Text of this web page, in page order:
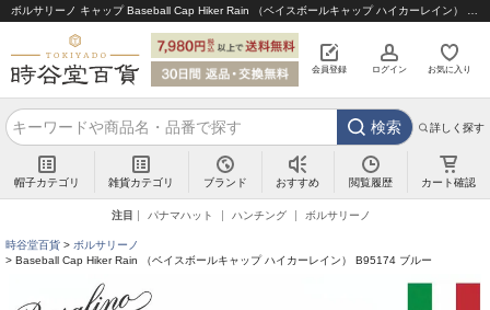
会員登録 ログイン お気に入り
検索 詳しく探す
帽子カテゴリ 雑貨カテゴリ ブランド おすすめ 閲覧履歴 カート確認
注目 パナマハット ハンチング ボルサリーノ
時谷堂百貨
ボルサリーノ
Baseball Cap Hiker Rain （ベイスボールキャップ ハイカーレイン） B95174 ブルー